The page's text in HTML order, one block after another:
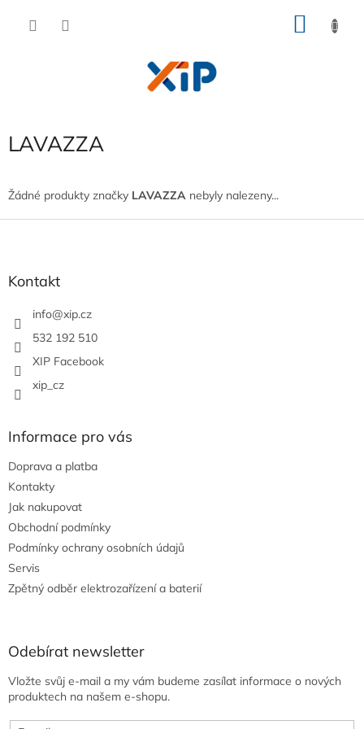
LAVAZZA
Žádné produkty značky LAVAZZA nebyly nalezeny...
Kontakt
info@xip.cz
532 192 510
XIP Facebook
xip_cz
Informace pro vás
Doprava a platba
Kontakty
Jak nakupovat
Obchodní podmínky
Podmínky ochrany osobních údajů
Servis
Zpětný odběr elektrozařízení a baterií
Odebírat newsletter
Vložte svůj e-mail a my vám budeme zasílat informace o nových
produktech na našem e-shopu.